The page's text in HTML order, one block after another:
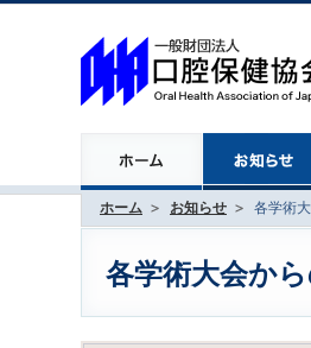
ホーム お知らせ 各学術
各学術大会か